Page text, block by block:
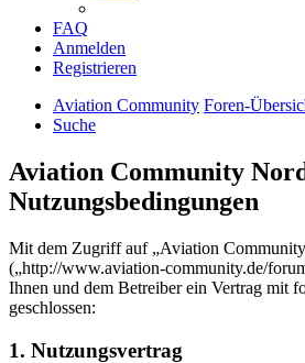
FAQ
Anmelden
Registrieren
Aviation Community Foren-
Suche
Aviation Community
Nutzungsbedingungen
Mit dem Zugriff auf „Aviation
(„http://www.aviation-community.de/
Ihnen und dem Betreiber ein Vertrag mit
geschlossen:
1. Nutzungsvertrag